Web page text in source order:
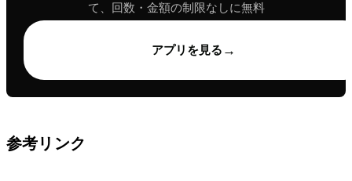
て、回数・金額の制限なしに無料
アプリを見る →
参考リンク